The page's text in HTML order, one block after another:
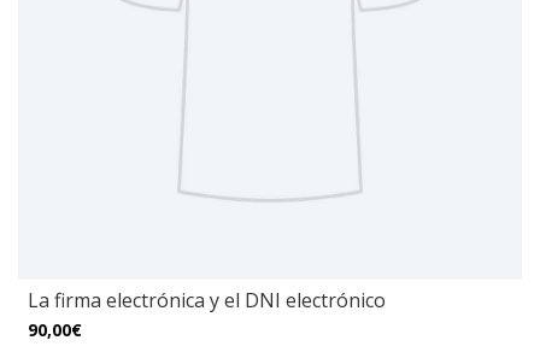
La firma electrónica y el DNI electrónico
90,00€